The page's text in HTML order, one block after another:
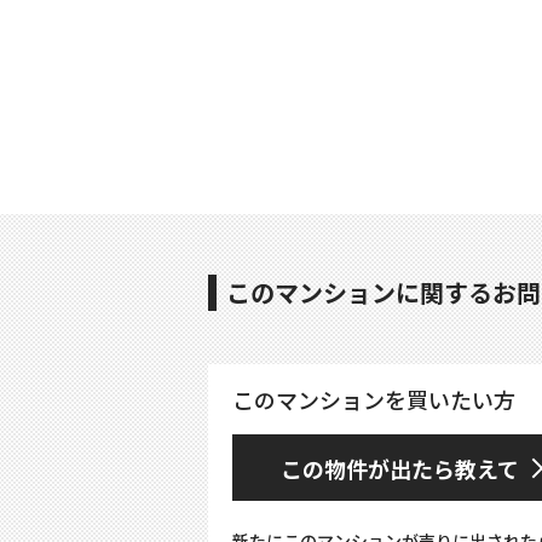
このマンションに関するお
このマンションを買いたい方
この物件が出たら教えて